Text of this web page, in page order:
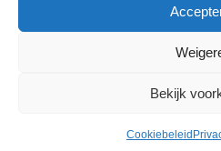
Bekijk
Cookiebeleid
RTV SLOS